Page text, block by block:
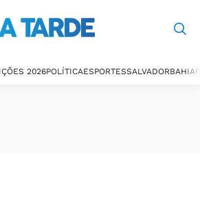
2026POLÍTICAESPORTESSALVADORBAHIA